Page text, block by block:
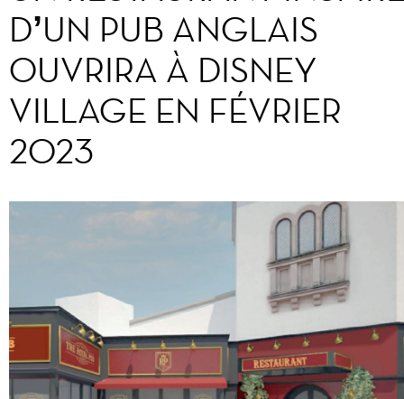
D’UN PUB ANGLAIS
OUVRIRA À DISNEY
VILLAGE EN FÉVRIER
2023